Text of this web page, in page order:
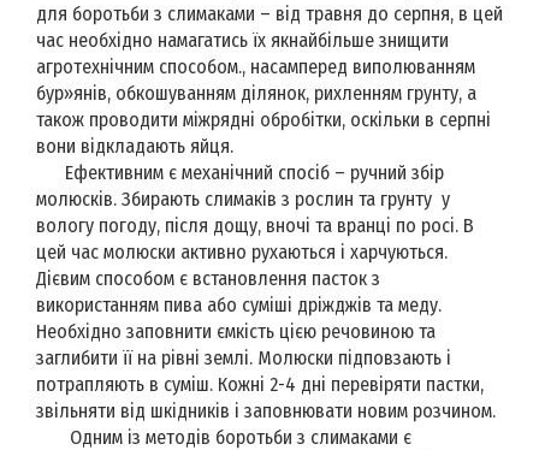
для боротьби з слимаками – від травня до серпня, в цей
час необхідно намагатись їх якнайбільше знищити
агротехнічним способом., насамперед виполюванням
бур»янів, обкошуванням ділянок, рихленням грунту, а
також проводити міжрядні обробітки, оскільки в серпні
вони відкладають яйця.
Ефективним є механічний спосіб – ручний збір
молюсків. Збирають слимаків з рослин та грунту у
вологу погоду, після дощу, вночі та вранці по росі. В
цей час молюски активно рухаються і харчуються.
Дієвим способом є встановлення пасток з
використанням пива або суміші дріжджів та меду.
Необхідно заповнити ємкість цією речовиною та
заглибити її на рівні землі. Молюски підповзають і
потрапляють в суміш. Кожні 2-4 дні перевіряти пастки,
звільняти від шкідників і заповнювати новим розчином.
Одним із методів боротьби з слимаками є